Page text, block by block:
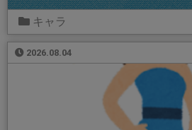
キャラ
2026.08.04